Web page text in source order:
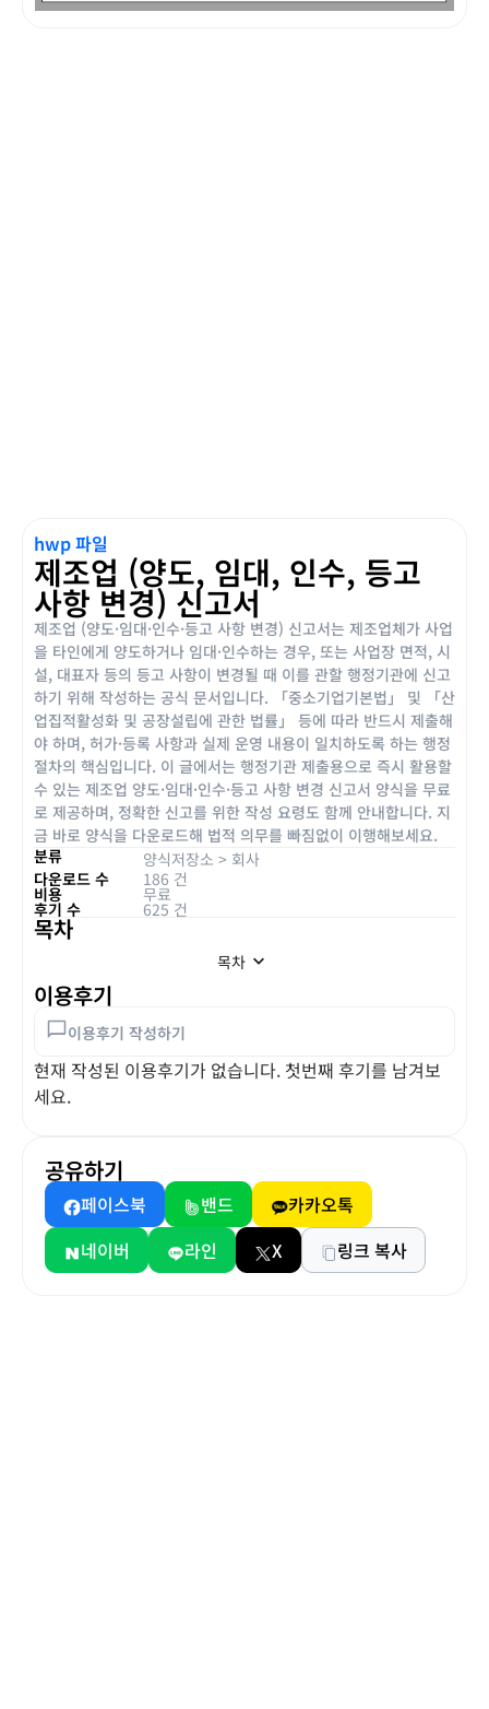
hwp 파일
제조업 (양도, 임대, 인수, 등고
사항 변경) 신고서
제조업 (양도·임대·인수·등고 사항 변경) 신고서는 제조업체가 사업
을 타인에게 양도하거나 임대·인수하는 경우, 또는 사업장 면적, 시
설, 대표자 등의 등고 사항이 변경될 때 이를 관할 행정기관에 신고
하기 위해 작성하는 공식 문서입니다. 「중소기업기본법」 및 「산
업집적활성화 및 공장설립에 관한 법률」 등에 따라 반드시 제출해
야 하며, 허가·등록 사항과 실제 운영 내용이 일치하도록 하는 행정
절차의 핵심입니다. 이 글에서는 행정기관 제출용으로 즉시 활용할
수 있는 제조업 양도·임대·인수·등고 사항 변경 신고서 양식을 무료
로 제공하며, 정확한 신고를 위한 작성 요령도 함께 안내합니다. 지
금 바로 양식을 다운로드해 법적 의무를 빠짐없이 이행해보세요.
분류
양식저장소 > 회사
다운로드 수
186 건
비용 무료
후기 수 625 건
목차
목차
이용후기
이용후기 작성하기
현재 작성된 이용후기가 없습니다. 첫번째 후기를 남겨보
세요.
공유하기
페이스북 밴드
카카오톡
네이버
라인 X 링크 복사